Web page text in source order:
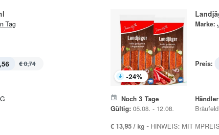
Tag
€ 0,74
-24%
Marke:
Preis:
Noch 3 Tage
Gültig: 05.08. - 12.08.
€ 13,95 / kg - HINWEIS: MIT